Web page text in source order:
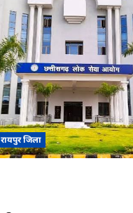
रायपुर जिला